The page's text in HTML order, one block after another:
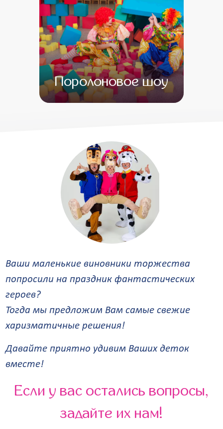
Поролоновое шоу
Ваши маленькие виновники торжества
попросили на праздник фантастических
героев?
Тогда мы предложим Вам самые свежие
харизматичные решения!
Давайте приятно удивим Ваших деток
вместе!
Если у вас остались вопросы,
задайте их нам!